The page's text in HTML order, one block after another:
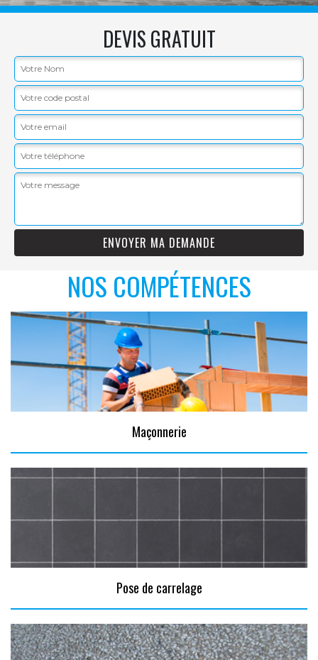
DEVIS GRATUIT
NOS COMPÉTENCES
Maçonnerie
Pose de carrelage